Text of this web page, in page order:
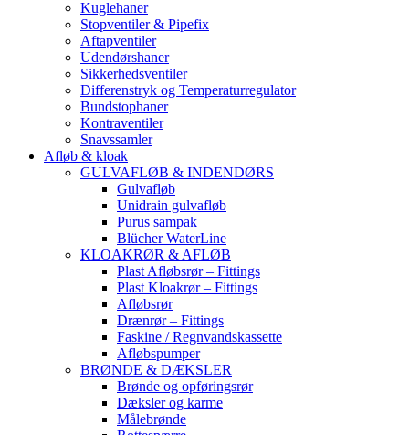
Kuglehaner
Stopventiler & Pipefix
Aftapventiler
Udendørshaner
Sikkerhedsventiler
Differenstryk og Temperaturregulator
Bundstophaner
Kontraventiler
Snavssamler
Afløb & kloak
GULVAFLØB & INDENDØRS
Gulvafløb
Unidrain gulvafløb
Purus sampak
Blücher WaterLine
KLOAKRØR & AFLØB
Plast Afløbsrør – Fittings
Plast Kloakrør – Fittings
Afløbsrør
Drænrør – Fittings
Faskine / Regnvandskassette
Afløbspumper
BRØNDE & DÆKSLER
Brønde og opføringsrør
Dæksler og karme
Målebrønde